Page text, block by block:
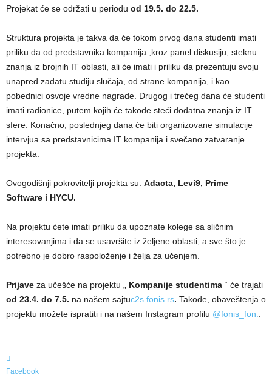
Projekat će se održati u periodu od 19.5. do 22.5.
Struktura projekta je takva da će tokom prvog dana studenti imati
priliku da od predstavnika kompanija ,kroz panel diskusiju, steknu
znanja iz brojnih IT oblasti, ali će imati i priliku da prezentuju svoju
unapred zadatu studiju slučaja, od strane kompanija, i kao
pobednici osvoje vredne nagrade. Drugog i trećeg dana će studenti
imati radionice, putem kojih će takođe steći dodatna znanja iz IT
sfere. Konačno, poslednjeg dana će biti organizovane simulacije
intervjua sa predstavnicima IT kompanija i svečano zatvaranje
projekta.
Ovogodišnji pokrovitelji projekta su: Adacta, Levi9, Prime
Software i HYCU.
Na projektu ćete imati priliku da upoznate kolege sa sličnim
interesovanjima i da se usavršite iz željene oblasti, a sve što je
potrebno je dobro raspoloženje i želja za učenjem.
Prijave za učešće na projektu „ Kompanije studentima “ će trajati
od 23.4. do 7.5. na našem sajtuc2s.fonis.rs. Takođe, obaveštenja o
projektu možete ispratiti i na našem Instagram profilu @fonis_fon..
Facebook